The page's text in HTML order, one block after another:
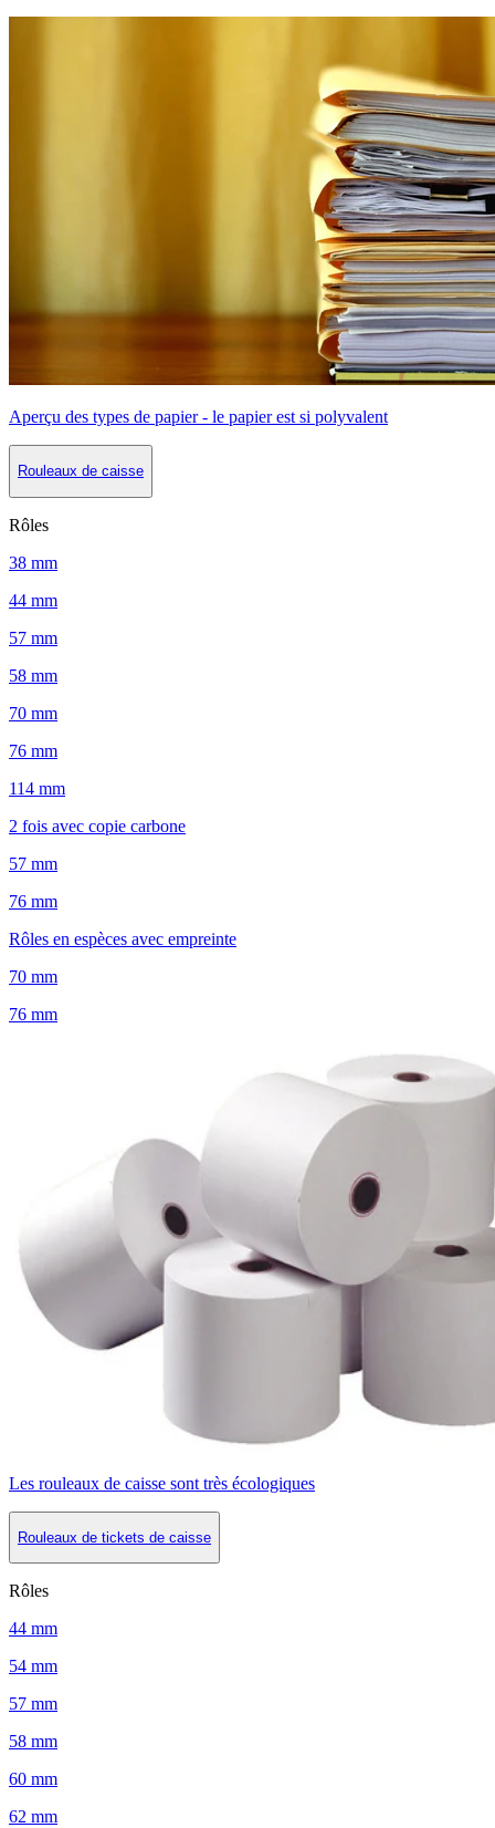
Aperçu des types de papier - le papier est si polyvalent
Rouleaux de caisse
Rôles
38 mm
44 mm
57 mm
58 mm
70 mm
76 mm
114 mm
2 fois avec copie carbone
57 mm
76 mm
Rôles en espèces avec empreinte
70 mm
76 mm
Les rouleaux de caisse sont très écologiques
Rouleaux de tickets de caisse
Rôles
44 mm
54 mm
57 mm
58 mm
60 mm
62 mm